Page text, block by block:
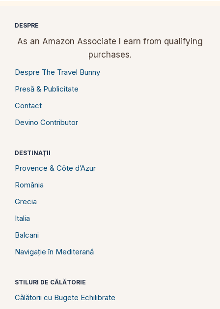
DESPRE
As an Amazon Associate I earn from qualifying
purchases.
Despre The Travel Bunny
Presă & Publicitate
Contact
Devino Contributor
DESTINAȚII
Provence & Côte d’Azur
România
Grecia
Italia
Balcani
Navigație în Mediterană
STILURI DE CĂLĂTORIE
Călătorii cu Bugete Echilibrate